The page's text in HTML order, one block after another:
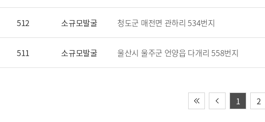
512 소규모발굴 청도군 매전면 관하리 534번지
511 소규모발굴 울산시 울주군 언양읍 다개리 558번지
1 2